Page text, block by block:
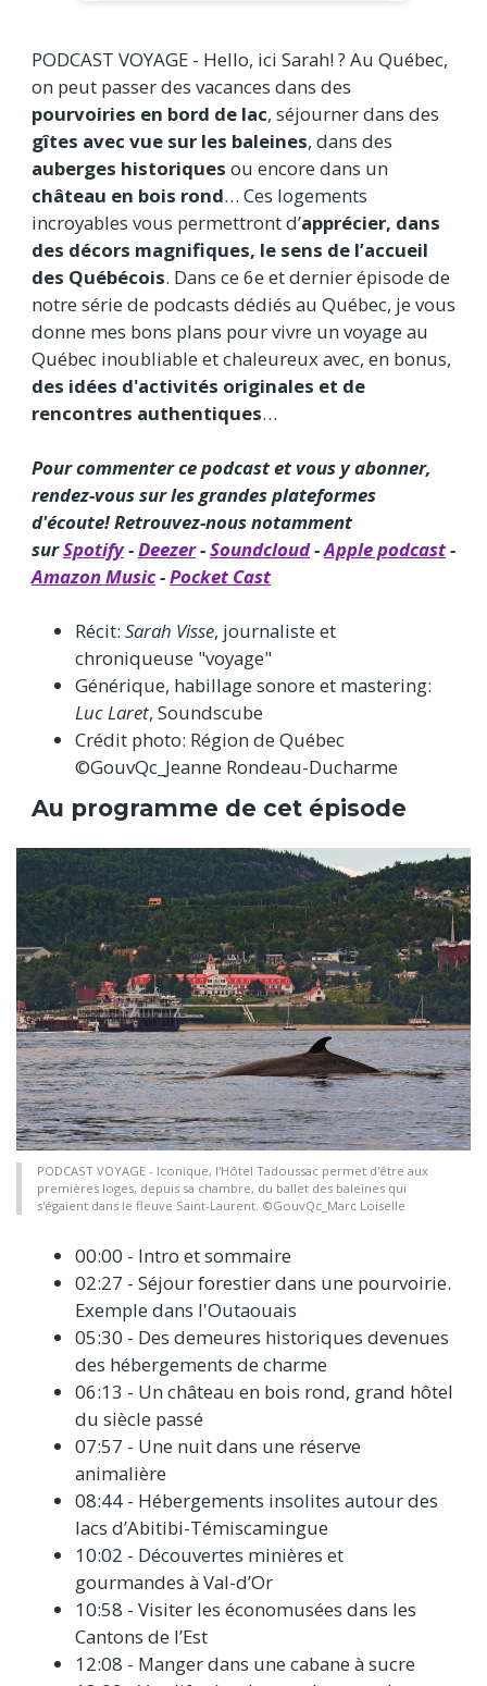
PODCAST VOYAGE - Hello, ici Sarah! ? Au Québec,
on peut passer des vacances dans des
pourvoiries en bord de lac, séjourner dans des
gîtes avec vue sur les baleines, dans des
auberges historiques ou encore dans un
château en bois rond… Ces logements
incroyables vous permettront d’apprécier, dans
des décors magnifiques, le sens de l’accueil
des Québécois. Dans ce 6e et dernier épisode de
notre série de podcasts dédiés au Québec, je vous
donne mes bons plans pour vivre un voyage au
Québec inoubliable et chaleureux avec, en bonus,
des idées d'activités originales et de
rencontres authentiques…
Pour commenter ce podcast et vous y abonner,
rendez-vous sur les grandes plateformes
d'écoute! Retrouvez-nous notamment
surSpotify-Deezer-Soundcloud-Apple podcast-
Amazon Music-Pocket Cast
Récit: Sarah Visse, journaliste et
chroniqueuse "voyage"
Générique, habillage sonore et mastering:
Luc Laret, Soundscube
Crédit photo: Région de Québec
©GouvQc_Jeanne Rondeau-Ducharme
Au programme de cet épisode
PODCAST VOYAGE - Iconique, l'Hôtel Tadoussac permet d'être aux
premières loges, depuis sa chambre, du ballet des baleines qui
s'égaient dans le fleuve Saint-Laurent. ©GouvQc_Marc Loiselle
00:00 - Intro et sommaire
02:27 - Séjour forestier dans une pourvoirie.
Exemple dans l'Outaouais
05:30 - Des demeures historiques devenues
des hébergements de charme
06:13 - Un château en bois rond, grand hôtel
du siècle passé
07:57 - Une nuit dans une réserve
animalière
08:44 - Hébergements insolites autour des
lacs d’Abitibi-Témiscamingue
10:02 - Découvertes minières et
gourmandes à Val-d’Or
10:58 - Visiter les économusées dans les
Cantons de l’Est
12:08 - Manger dans une cabane à sucre